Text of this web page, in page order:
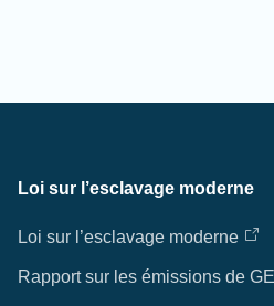
Loi sur l’esclavage moderne
Loi sur l’esclavage moderne
Rapport sur les émissions de